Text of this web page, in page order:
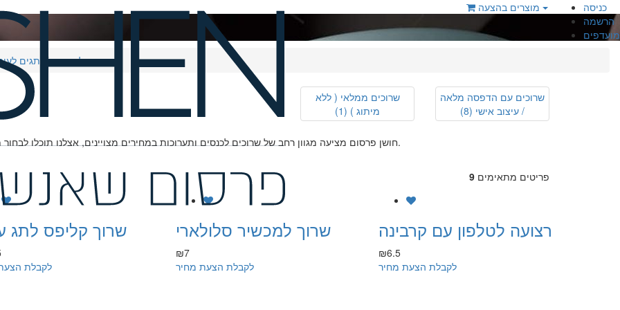
כניסה
הרשמה
מועדפים
תגים שרוכים לתגים
שרוכים עם הדפסה מלאה
/ עיצוב אישי (8)
שרוכים ממלאי ( ללא
מיתוג ) (1)
חושן פרסום מציעה מגוון רחב של שרוכים לכנסים ותערוכות במחירים מצויינים, אצלנו תוכלו לבחור מתוך מגוון גדול של שרוכים בצבעים שונים ואפשרויות שונות.
9 פריטים מתאימים
רצועה לטלפון עם קרבינה
₪6.5
לקבלת הצעת מחיר
שרוך למכשיר סלולארי
₪7
לקבלת הצעת מחיר
שרוך קליפס לתג
לקבלת